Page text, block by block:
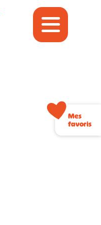
Mes
favoris